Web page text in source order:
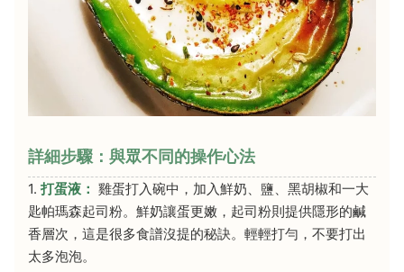
詳細步驟：與眾不同的操作心法
1. 打蛋液： 雞蛋打入碗中，加入鮮奶、鹽、黑胡椒和一大
匙帕瑪森起司粉。鮮奶讓蛋更嫩，起司粉則提供隱形的鹹
香層次，這是很多食譜沒提的秘訣。輕輕打勻，不要打出
太多泡泡。